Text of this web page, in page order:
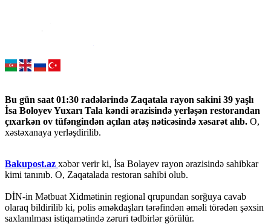
Bu gün saat 01:30 radələrində Zaqatala rayon sakini 39 yaşlı
İsa Boloyev Yuxarı Tala kəndi ərazisində yerləşən restorandan
çıxarkən ov tüfəngindən açılan atəş nəticəsində xəsarət alıb. O,
xəstəxanaya yerləşdirilib.
Bakupost.az xəbər verir ki, İsa Bolayev rayon ərazisində sahibkar
kimi tanınıb. O, Zaqatalada restoran sahibi olub.
DİN-in Mətbuat Xidmətinin regional qrupundan sorğuya cavab
olaraq bildirilib ki, polis əməkdaşları tərəfindən əməli törədən şəxsin
saxlanılması istiqamətində zəruri tədbirlər görülür.